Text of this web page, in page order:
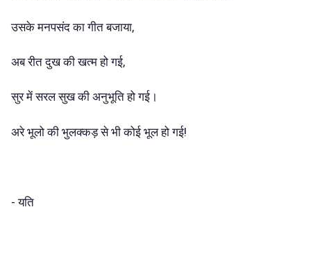
उसके मनपसंद का गीत बजाया,
अब रीत दुख की खत्म हो गई,
सुर में सरल सुख की अनुभूति हो गई।
अरे भूलो की भुलक्कड़ से भी कोई भूल हो गई!
- यति